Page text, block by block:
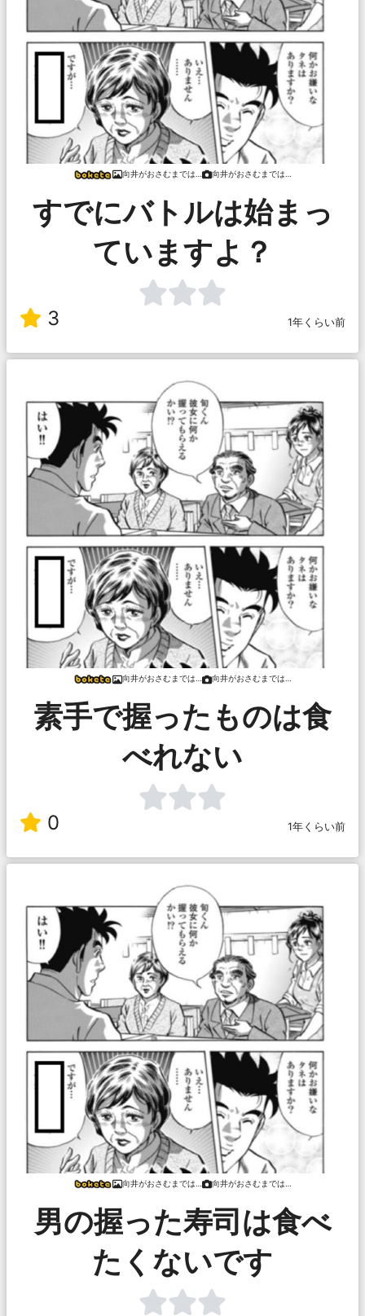
向井がおさむまでは… 向井がおさむまでは…
すでにバトルは始まっ
ていますよ？
3 1年くらい前
向井がおさむまでは… 向井がおさむまでは…
素手で握ったものは食
べれない
0 1年くらい前
向井がおさむまでは… 向井がおさむまでは…
男の握った寿司は食べ
たくないです